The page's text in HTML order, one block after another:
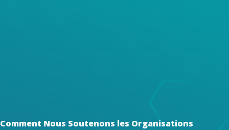
Comment Nous Soutenons les Organisations